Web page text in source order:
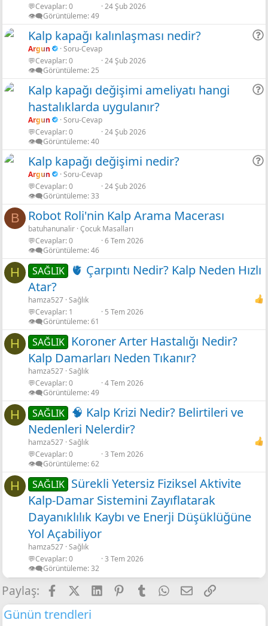
💬Cevaplar 0
👁️‍🗨️Görüntüleme 49
24 Şub 2026
Kalp kapağı kalınlaşması nedir?
Argun
Soru-Cevap
💬Cevaplar 0
👁️‍🗨️Görüntüleme 25
24 Şub 2026
Kalp kapağı değişimi ameliyatı hangi
hastalıklarda uygulanır?
Argun
Soru-Cevap
💬Cevaplar 0
👁️‍🗨️Görüntüleme 40
24 Şub 2026
Kalp kapağı değişimi nedir?
Argun
Soru-Cevap
💬Cevaplar 0
👁️‍🗨️Görüntüleme 33
24 Şub 2026
B Robot Roli'nin Kalp Arama Macerası
batuhanunalir Çocuk Masalları
💬Cevaplar 0
👁️‍🗨️Görüntüleme 46
6 Tem 2026
H SAĞLIK
🫀 Çarpıntı Nedir? Kalp Neden Hızlı
Atar?
hamza527 Sağlık
💬Cevaplar 1
👁️‍🗨️Görüntüleme 61
5 Tem 2026
H SAĞLIK
Koroner Arter Hastalığı Nedir?
Kalp Damarları Neden Tıkanır?
hamza527 Sağlık
💬Cevaplar 0
👁️‍🗨️Görüntüleme 49
4 Tem 2026
H SAĞLIK
🧠 Kalp Krizi Nedir? Belirtileri ve
Nedenleri Nelerdir?
hamza527 Sağlık
💬Cevaplar 0
👁️‍🗨️Görüntüleme 62
3 Tem 2026
H SAĞLIK Sürekli Yetersiz Fiziksel Aktivite
Kalp-Damar Sistemini Zayıflatarak
Dayanıklılık Kaybı ve Enerji Düşüklüğüne
Yol Açabiliyor
hamza527 Sağlık
💬Cevaplar 0
👁️‍🗨️Görüntüleme 32
3 Tem 2026
Paylaş: FacebookLinkedInPinterestTumblrWhatsApp
E-posta
Link
Günün trendleri